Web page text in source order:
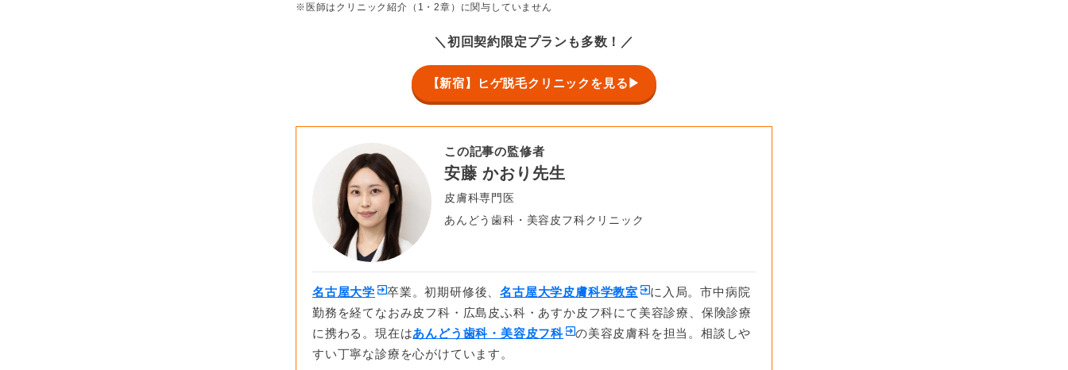
※医師はクリニック紹介（1・2章）に関与していません
＼初回契約限定プランも多数！／
【新宿】ヒゲ脱毛クリニックを見る▶
この記事の監修者
安藤 かおり先生
皮膚科専門医
あんどう歯科・美容皮フ科クリニック
名古屋大学 卒業。初期研修後、名古屋大学皮膚科学教室
に入局。市中病院
勤務を経てなおみ皮フ科・広島皮ふ科・あすか皮フ科にて美容診療、保険診療
に携わる。現在はあんどう歯科・美容皮フ科
の美容皮膚科を担当。相談しや
すい丁寧な診療を心がけています。